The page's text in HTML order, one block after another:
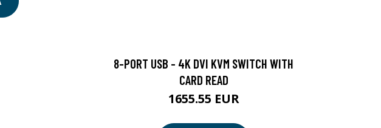
8-PORT USB - 4K DVI KVM SWITCH WITH
CARD READ
1655.55 EUR